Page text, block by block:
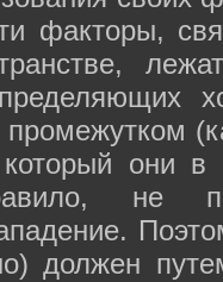
факторы,
они в
не
должен